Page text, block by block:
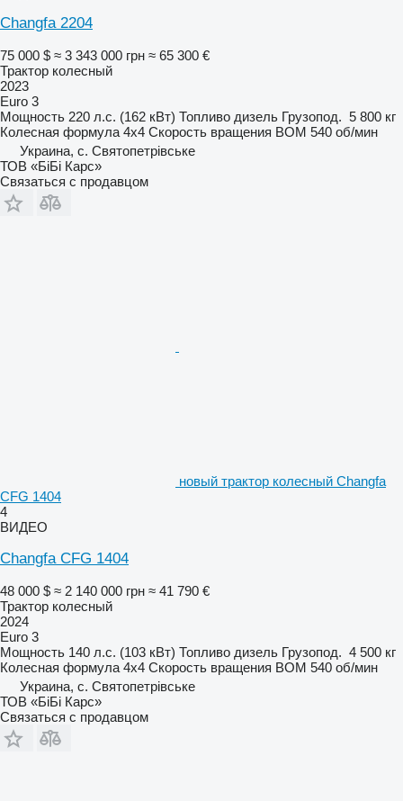
Changfa 2204
75 000 $ ≈ 3 343 000 грн ≈ 65 300 €
Трактор колесный
2023
Euro 3
Мощность 220 л.с. (162 кВт) Топливо дизель Грузопод. 5 800 кг
Колесная формула 4x4 Скорость вращения ВОМ 540 об/мин
Украина, с. Святопетрівське
ТОВ «БіБі Карс»
Связаться с продавцом
новый трактор колесный Changfa
CFG 1404
4
ВИДЕО
Changfa CFG 1404
48 000 $ ≈ 2 140 000 грн ≈ 41 790 €
Трактор колесный
2024
Euro 3
Мощность 140 л.с. (103 кВт) Топливо дизель Грузопод. 4 500 кг
Колесная формула 4x4 Скорость вращения ВОМ 540 об/мин
Украина, с. Святопетрівське
ТОВ «БіБі Карс»
Связаться с продавцом